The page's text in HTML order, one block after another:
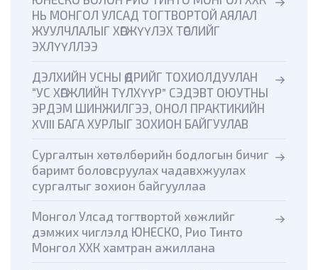
НЬ МОНГОЛ УЛСАД ТОГТВОРТОЙ АЯЛАЛ
ЖУУЛЧЛАЛЫГ ХӨГЖҮҮЛЭХ ТӨСЛИЙГ
ЭХЛҮҮЛЛЭЭ
ДЭЛХИЙН УСНЫ ӨДРИЙГ ТОХИОЛДУУЛАН
“УС ХӨГЖЛИЙН ТҮЛХҮҮР” СЭДЭВТ ОЮУТНЫ
ЭРДЭМ ШИНЖИЛГЭЭ, ОНОЛ ПРАКТИКИЙН
XVIII БАГА ХУРЛЫГ ЗОХИОН БАЙГУУЛАВ
Сургалтын хөтөлбөрийн бодлогын бичиг
баримт боловсруулах чадавхжуулах
сургалтыг зохион байгууллаа
Монгол Улсад тогтвортой хөжлийг
дэмжих чиглэлд ЮНЕСКО, Рио Тинто
Монгол ХХК хамтран ажиллана